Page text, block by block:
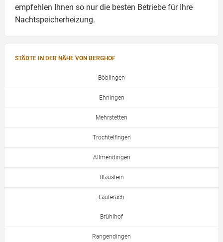
empfehlen Ihnen so nur die besten Betriebe für Ihre
Nachtspeicherheizung.
STÄDTE IN DER NÄHE VON BERGHOF
Böblingen
Ehningen
Mehrstetten
Trochtelfingen
Allmendingen
Blaustein
Lauterach
Brühlhof
Rangendingen